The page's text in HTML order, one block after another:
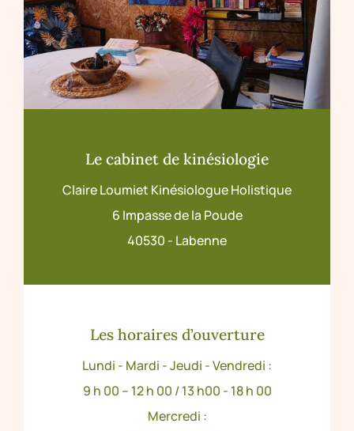
Le cabinet de kinésiologie
Claire Loumiet Kinésiologue Holistique
6 Impasse de la Poude
40530 - Labenne
Les horaires d’ouverture
Lundi - Mardi - Jeudi - Vendredi :
9 h 00 – 12 h 00 / 13 h00 - 18 h 00
Mercredi :